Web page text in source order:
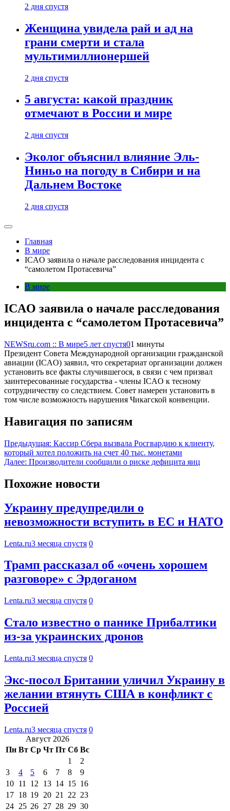
2 дня спустя
Женщина увидела рай и ад на
грани смерти и стала
мультимиллионершей
2 дня спустя
5 августа: какой праздник
отмечают в России и мире
2 дня спустя
Эколог объяснил влияние Эль-
Ниньо на погоду в Сибири и на
Дальнем Востоке
2 дня спустя
Главная
В мире
ICAO заявила о начале расследования инцидента с
“самолетом Протасевича”
В мире
ICAO заявила о начале расследования
инцидента с “самолетом Протасевича”
NEWSru.com :: В мире5 лет спустя01 минуты
Президент Совета Международной организации гражданской
авиации (ICAO) заявил, что секретариат организации должен
установить все факты случившегося, в связи с чем призвал
заинтересованные государства - члены ICAO к тесному
сотрудничеству со следствием. Совет намерен установить в
том числе возможность нарушения Чикагской конвенции.
Навигация по записям
Предыдущая: Кассир Сбера вызвала Росгвардию к клиенту,
который хотел положить на счет 40 тыс. монетами
Далее: Производители сообщили о риске дефицита яиц
Похожие новости
Украину предупредили о
невозможности вступить в ЕС и НАТО
Lenta.ru3 месяца спустя 0
Трамп рассказал об «очень хорошем
разговоре» с Эрдоганом
Lenta.ru3 месяца спустя 0
Стало известно о панике Прибалтики
из-за украинских дронов
Lenta.ru3 месяца спустя 0
Экс-посол Британии уличил Украину в
желании втянуть США в конфликт с
Россией
Lenta.ru3 месяца спустя 0
Август 2026
Пн Вт Ср Чт Пт Сб Вс
1
2
3
4 5 6 7 8
9
10 11 12 13 14 15 16
17 18 19 20 21 22 23
24 25 26 27 28 29 30